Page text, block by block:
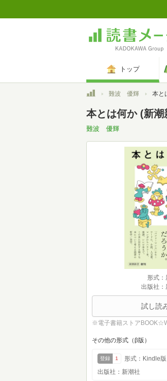
トップ
トップ難波 優輝 本と
本とは何か (新潮
難波 優輝
形式：
出版社：
試し読
※電子書籍ストア
その他の形式（β版）
登録 1
形式：Kindle版
出版社：新潮社